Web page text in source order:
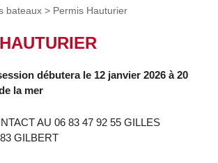
bateaux > Permis Hauturier
débutera le 12 janvier 2026 à 20
la mer
AU 06 83 47 92 55 GILLES
GILBERT